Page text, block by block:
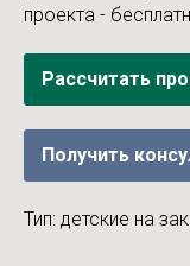
проекта -
Рассчитать
Получить
Тип: детские на